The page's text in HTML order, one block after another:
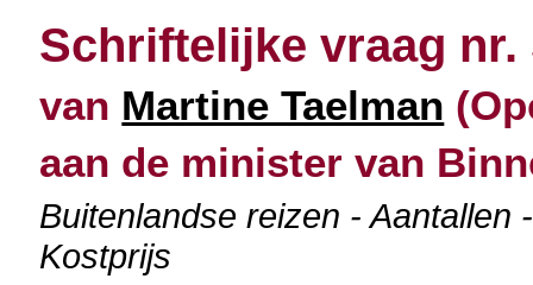
Schriftelijke vraag nr.
van Martine Taelman
aan de minister van
Buitenlandse reizen - Aantallen
Kostprijs